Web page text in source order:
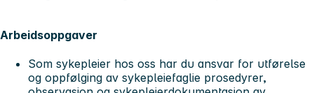
Arbeidsoppgaver
Som sykepleier hos oss har du ansvar for utførelse
og oppfølging av sykepleiefaglie prosedyrer,